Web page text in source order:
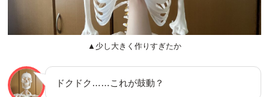
▲少し大きく作りすぎたか
ドクドク……これが鼓動？